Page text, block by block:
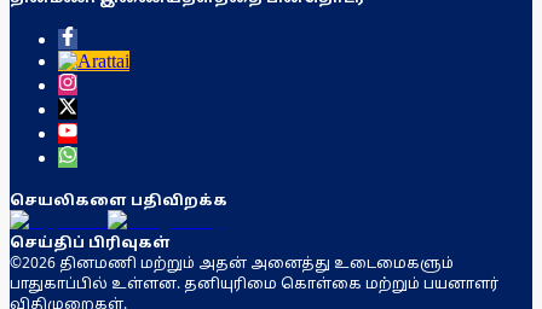
செயலிகளை பதிவிறக்க
செய்திப் பிரிவுகள்
©2026 தினமணி மற்றும் அதன் அனைத்து உடைமைகளும்
பாதுகாப்பில் உள்ளன. தனியுரிமை கொள்கை மற்றும் பயனாளர்
விதிமுறைகள்.